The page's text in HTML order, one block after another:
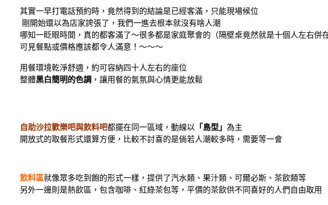
其實一早打電話預約時，竟然得到的結論是已經客滿，只能現場候位
剛開始還以為店家誇張了，我們一進去根本就沒有啥人潮
哪知一眨眼時間，真的都客滿了～很多都是家庭聚會的（隔壁桌竟然就是十個人左右併在
可見餐點或價格應該都令人滿意！～～～
用餐環境乾淨舒適，約可容納四十人左右的座位
整體黑白簡明的色調 ，讓用餐的氣氛與心情更能放鬆
自助沙拉歡樂吧與飲料吧都擺在同一區域，動線以 「島型」 為主
開放式的取餐形式還算方便，比較不討喜的是倘若人潮較多時，需要等一會
飲料區就像眾多吃到飽的形式一樣，提供了汽水類、果汁類、可爾必斯、茶飲類等
另外一邊則是熱飲區，包含咖啡、紅綠茶包等，平價的茶飲供不同喜好的人們自由取用